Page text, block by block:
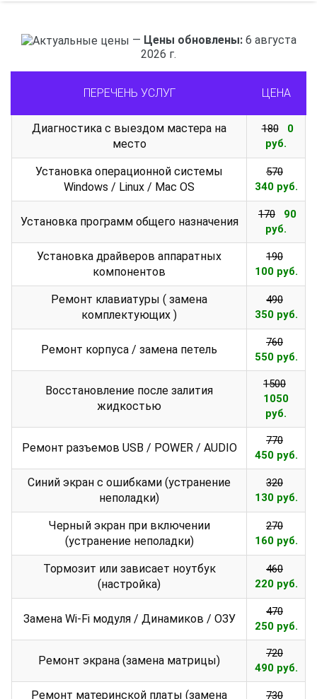
— Цены обновлены: 6 августа
2026 г.
ПЕРЕЧЕНЬ УСЛУГ ЦЕНА
Диагностика с выездом мастера на
место
180
0
руб.
Установка операционной системы
Windows / Linux / Mac OS
570
340 руб.
Установка программ общего назначения
170
90
руб.
Установка драйверов аппаратных
компонентов
190
100 руб.
Ремонт клавиатуры ( замена
комплектующих )
490
350 руб.
Ремонт корпуса / замена петель
760
550 руб.
Восстановление после залития
жидкостью
1500
1050
руб.
Ремонт разъемов USB / POWER / AUDIO
770
450 руб.
Синий экран с ошибками (устранение
неполадки)
320
130 руб.
Черный экран при включении
(устранение неполадки)
270
160 руб.
Тормозит или зависает ноутбук
(настройка)
460
220 руб.
Замена Wi-Fi модуля / Динамиков / ОЗУ
470
250 руб.
Ремонт экрана (замена матрицы)
720
490 руб.
Ремонт материнской платы (замена
730